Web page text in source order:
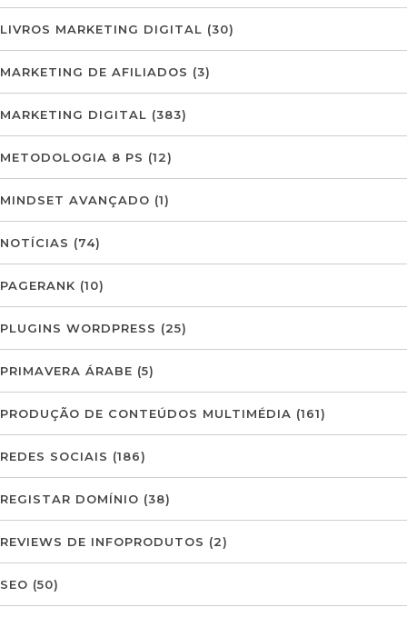
LIVROS MARKETING DIGITAL (30)
MARKETING DE AFILIADOS (3)
MARKETING DIGITAL (383)
METODOLOGIA 8 PS (12)
MINDSET AVANÇADO (1)
NOTÍCIAS (74)
PAGERANK (10)
PLUGINS WORDPRESS (25)
PRIMAVERA ÁRABE (5)
PRODUÇÃO DE CONTEÚDOS MULTIMÉDIA (161)
REDES SOCIAIS (186)
REGISTAR DOMÍNIO (38)
REVIEWS DE INFOPRODUTOS (2)
SEO (50)